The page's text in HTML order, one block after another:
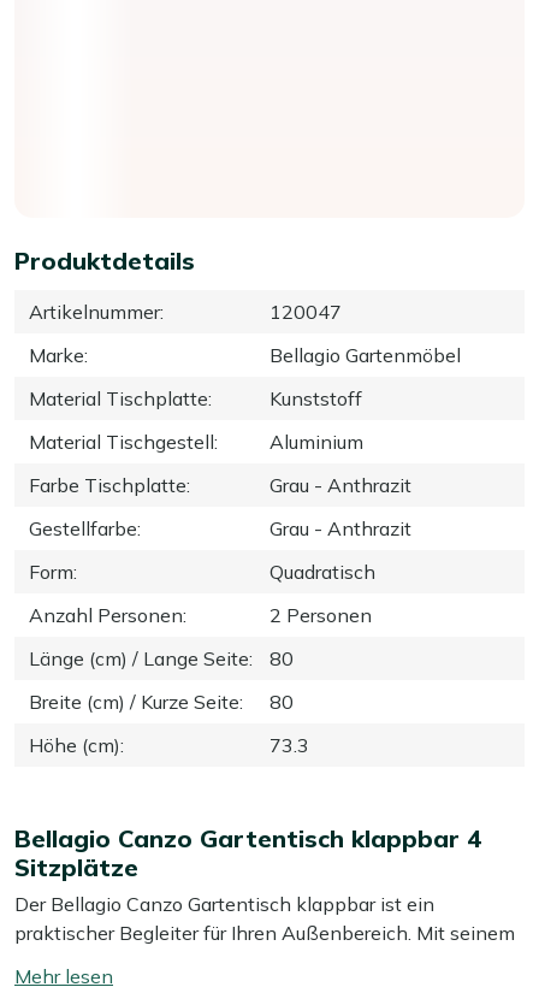
Produktdetails
Artikelnummer:
120047
Marke:
Bellagio Gartenmöbel
Material Tischplatte:
Kunststoff
Material Tischgestell:
Aluminium
Farbe Tischplatte:
Grau - Anthrazit
Gestellfarbe:
Grau - Anthrazit
Form:
Quadratisch
Anzahl Personen:
2 Personen
Länge (cm) / Lange Seite:
80
Breite (cm) / Kurze Seite:
80
Höhe (cm): 73.3
Bellagio Canzo Gartentisch klappbar 4
Sitzplätze
Der Bellagio Canzo Gartentisch klappbar ist ein
praktischer Begleiter für Ihren Außenbereich. Mit seinem